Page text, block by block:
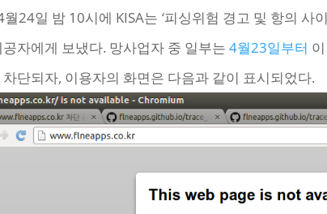
24일 밤 10시에 KISA는 ‘피싱위험 경고 및 항의
자에게 보냈다. 망사업자 중 일부는4월23일부터
단되자, 이용자의 화면은 다음과 같이 표시되었다.